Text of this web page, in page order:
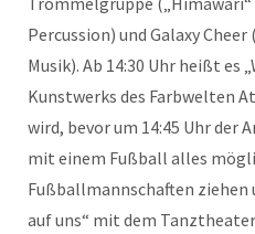
Percussion) und Galaxy
Musik). Ab 14:30 Uhr heißt es
Kunstwerks des Farbwelten
wird, bevor um 14:45 Uhr der
mit einem Fußball alles
Fußballmannschaften ziehen
auf uns“ mit dem